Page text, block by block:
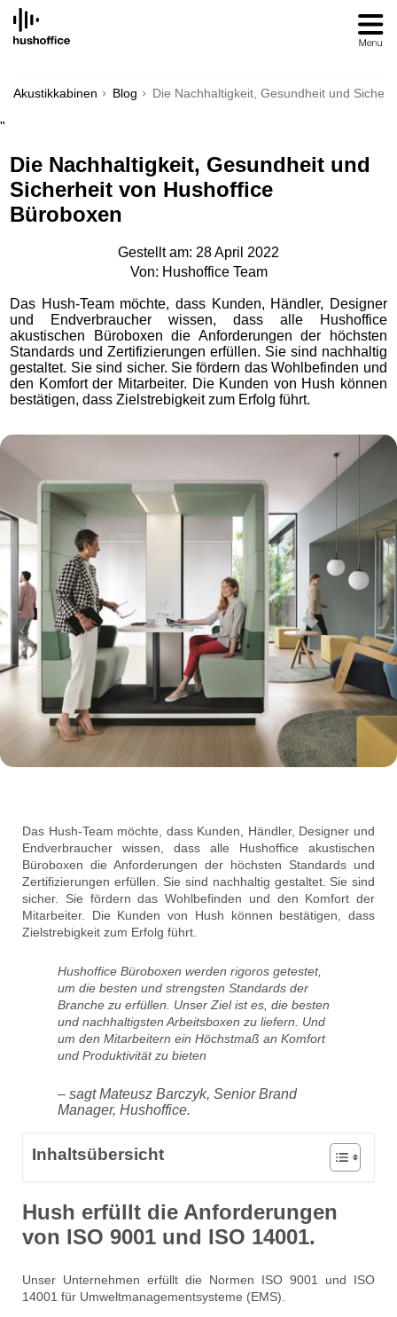
SKIP
CONTENT
Akustikkabinen Blog Die Nachhaltigkeit, Gesundheit und
"
Die Nachhaltigkeit, Gesundheit und
Sicherheit von Hushoffice
Büroboxen
Gestellt am: 28 April 2022
Von: Hushoffice Team
Das Hush-Team möchte, dass Kunden, Händler, Designer
und Endverbraucher wissen, dass alle Hushoffice
akustischen Büroboxen die Anforderungen der höchsten
Standards und Zertifizierungen erfüllen. Sie sind nachhaltig
gestaltet. Sie sind sicher. Sie fördern das Wohlbefinden und
den Komfort der Mitarbeiter. Die Kunden von Hush können
bestätigen, dass Zielstrebigkeit zum Erfolg führt.
Das Hush-Team möchte, dass Kunden, Händler, Designer und
Endverbraucher wissen, dass alle Hushoffice akustischen
Büroboxen die Anforderungen der höchsten Standards und
Zertifizierungen erfüllen. Sie sind nachhaltig gestaltet. Sie sind
sicher. Sie fördern das Wohlbefinden und den Komfort der
Mitarbeiter. Die Kunden von Hush können bestätigen, dass
Zielstrebigkeit zum Erfolg führt.
Hushoffice Büroboxen werden rigoros getestet,
um die besten und strengsten Standards der
Branche zu erfüllen. Unser Ziel ist es, die besten
und nachhaltigsten Arbeitsboxen zu liefern. Und
um den Mitarbeitern ein Höchstmaß an Komfort
und Produktivität zu bieten
– sagt Mateusz Barczyk, Senior Brand
Manager, Hushoffice.
Inhaltsübersicht
Hush erfüllt die Anforderungen
von ISO 9001 und ISO 14001.
Unser Unternehmen erfüllt die Normen ISO 9001 und ISO
14001 für Umweltmanagementsysteme (EMS).